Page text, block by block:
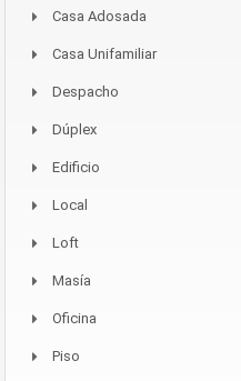
Casa Adosada
Casa Unifamiliar
Despacho
Dúplex
Edificio
Local
Loft
Masía
Oficina
Piso